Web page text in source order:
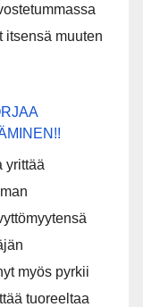
itsensä muuten
yrittää
myös pyrkii
tuoreeltaa